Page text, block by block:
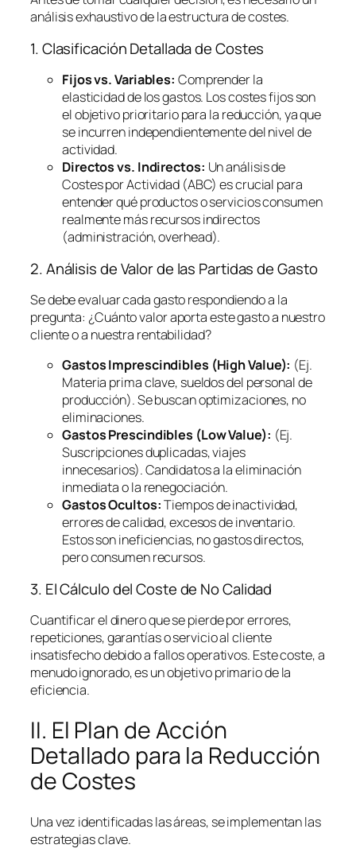
análisis exhaustivo de la estructura de costes.
1. Clasificación Detallada de Costes
Fijos vs. Variables: Comprender la
elasticidad de los gastos. Los costes fijos son
el objetivo prioritario para la reducción, ya que
se incurren independientemente del nivel de
actividad.
Directos vs. Indirectos: Un análisis de
Costes por Actividad (ABC) es crucial para
entender qué productos o servicios consumen
realmente más recursos indirectos
(administración,overhead).
2. Análisis de Valor de las Partidas de Gasto
Se debe evaluar cada gasto respondiendo a la
pregunta: ¿Cuánto valor aporta este gasto a nuestro
cliente o a nuestra rentabilidad?
Gastos Imprescindibles (High Value): (Ej.
Materia prima clave, sueldos del personal de
producción). Se buscan optimizaciones, no
eliminaciones.
Gastos Prescindibles (Low Value): (Ej.
Suscripciones duplicadas, viajes
innecesarios). Candidatos a la eliminación
inmediata o la renegociación.
Gastos Ocultos:Tiempos de inactividad,
errores de calidad, excesos de inventario.
Estos son ineficiencias, no gastos directos,
pero consumen recursos.
3. El Cálculo del Coste de No Calidad
Cuantificar el dinero que se pierde por errores,
repeticiones, garantías o servicio al cliente
insatisfecho debido a fallos operativos. Este coste, a
menudo ignorado, es un objetivo primario de la
eficiencia.
II. El Plan de Acción
Detallado para la Reducción
de Costes
Una vez identificadas las áreas, se implementan las
estrategias clave.